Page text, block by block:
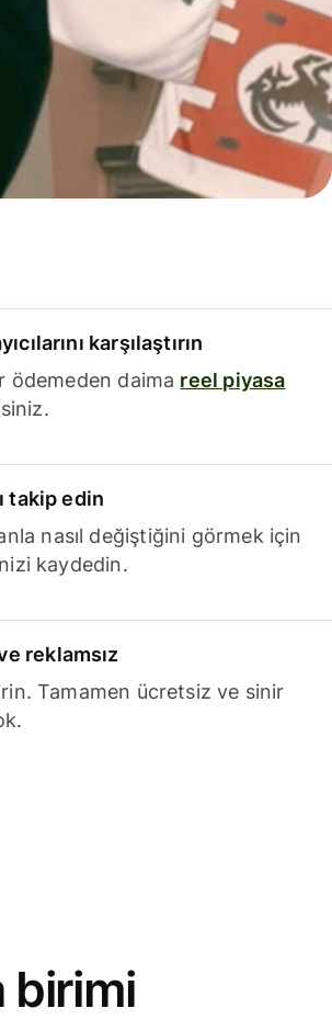
karşılaştırın
ödemeden daima reel piyasa
takip edin
nasıl değiştiğini görmek için
kaydedin.
reklamsız
Tamamen ücretsiz ve sinir
birimi